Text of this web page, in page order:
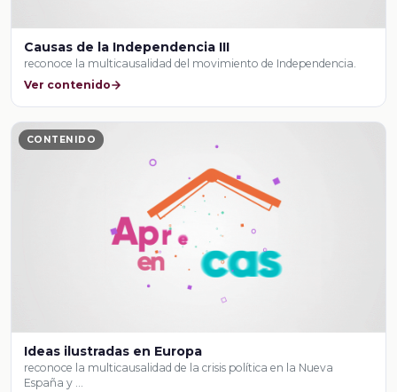
Causas de la Independencia III
reconoce la multicausalidad del movimiento de Independencia.
Ver contenido
CONTENIDO
Ideas ilustradas en Europa
reconoce la multicausalidad de la crisis política en la Nueva
España y …